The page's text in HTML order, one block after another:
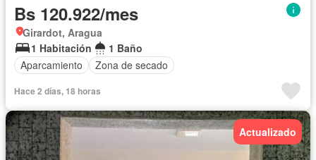
Bs 120.922/mes
Girardot, Aragua
1 Habitación
1 Baño
Aparcamiento
Zona de secado
Hace 2 días, 18 horas
Actualizado